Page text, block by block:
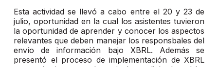
Esta actividad se llevó a cabo entre el 20 y 23 de
julio, oportunidad en la cual los asistentes tuvieron
la oportunidad de aprender y conocer los aspectos
relevantes que deben manejar los responsbales del
envío de información bajo XBRL. Además se
presentó el proceso de implementación de XBRL